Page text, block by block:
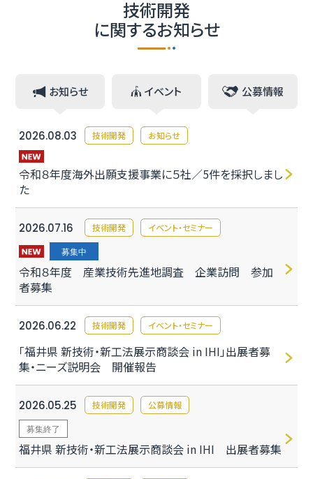
技術開発
に関するお知らせ
お知らせ イベント 公募情報
2026.08.03 技術開発 お知らせ
令和８年度海外出願支援事業に５社／5件を採択しまし
た
2026.07.16 技術開発 イベント・セミナー
募集中
令和８年度 産業技術先進地調査 企業訪問 参加
者募集
2026.06.22 技術開発 イベント・セミナー
「福井県 新技術・新工法展示商談会 in IHI」出展者募
集・ニーズ説明会 開催報告
2026.05.25 技術開発 公募情報
募集終了
福井県 新技術・新工法展示商談会 in IHI 出展者募集